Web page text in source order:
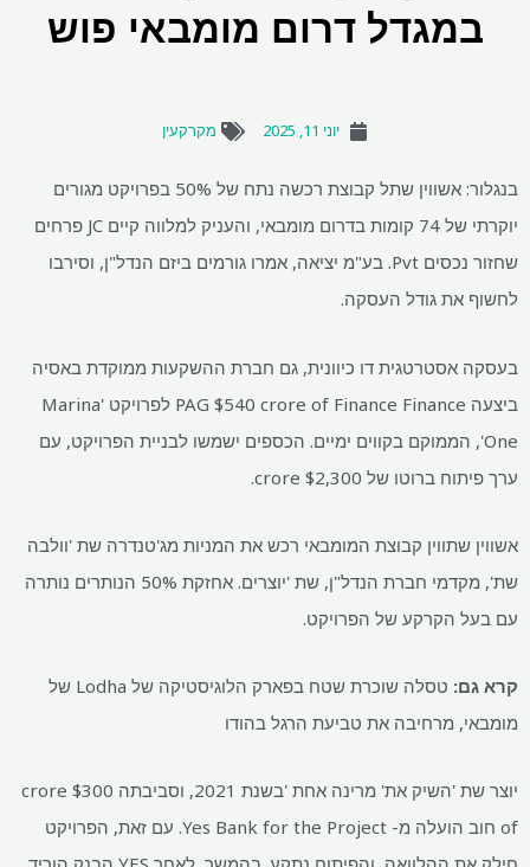
במגדל דרום מומבאי פוש
יוני 11, 2025 מקרקעין
בנגלור: אשווין שתל קבוצת רכשה נתח של 50% בפרויקט מגורים
יוקרתי של 74 קומות בדרום מומבאי, והעניק למלווה קיים JC פרחים
שחזור נכסים Pvt. בע"מ יציאה, אמרו גורמים ביזם הנדל"ן, וסירבו
לחשוף את גודל העסקה.
בעסקה אסטרטגית דו כיוונית, גם חברת ההשקעות ממוקדת באסיה
ביצעה PAG
$
540 crore of Finance Finance לפרויקט 'Marina
One', הממוקם בקווים ימיים. הכספים ישמשו לבניית הפרויקט, עם
ערך פיתוח ברוטו של
$2,300 crore.
אשווין שתווין קבוצת המומבאי רכש את המניות מג'טנדרה שת 'וולבה
שת', מקדמי חברת הנדל"ן, שת 'יוצרים. אחזקת 50% הנותרים נותרה
עם בעל הקרקע של הפרויקט.
קרא גם:
טסלה שוכרת שטח בפארק הלוגיסטיקה של Lodha של
מומבאי, מרחיבה את טביעת הרגל בהודו
יוצר שת 'השיק את' מרינה אחת 'בשנת 2021, וסביבתה $
300 crore
of חוב הועלה מ- Yes Bank for the Project. עם זאת, הפרויקט